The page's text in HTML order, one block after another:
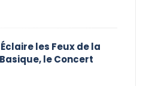
les Feux de la
le Concert